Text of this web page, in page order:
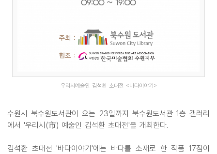
우리시예술인 김석환 초대전 <바다이야기>
수원시 북수원도서관이 오는 23일까지 북수원도서관 1층 갤러리
에서 '우리시(市) 예술인 김석환 초대전'을 개최한다.
김석환 초대전 '바다이야기'에는 바다를 소재로 한 작품 17점이